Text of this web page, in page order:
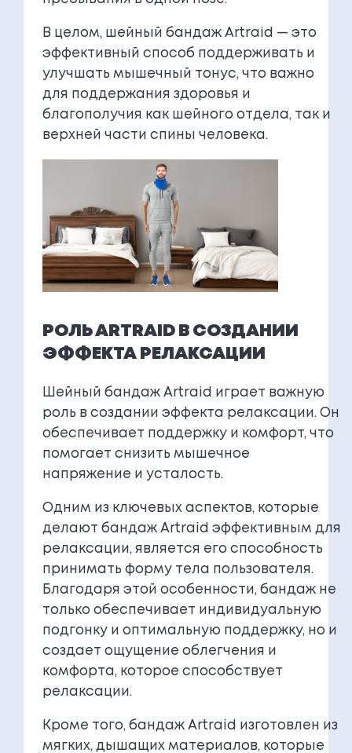
В целом, шейный бандаж Artraid — это
эффективный способ поддерживать и
улучшать мышечный тонус, что важно
для поддержания здоровья и
благополучия как шейного отдела, так и
верхней части спины человека.
РОЛЬ ARTRAID В СОЗДАНИИ
ЭФФЕКТА РЕЛАКСАЦИИ
Шейный бандаж Artraid играет важную
роль в создании эффекта релаксации. Он
обеспечивает поддержку и комфорт, что
помогает снизить мышечное
напряжение и усталость.
Одним из ключевых аспектов, которые
делают бандаж Artraid эффективным для
релаксации, является его способность
принимать форму тела пользователя.
Благодаря этой особенности, бандаж не
только обеспечивает индивидуальную
подгонку и оптимальную поддержку, но и
создает ощущение облегчения и
комфорта, которое способствует
релаксации.
Кроме того, бандаж Artraid изготовлен из
мягких, дышащих материалов, которые